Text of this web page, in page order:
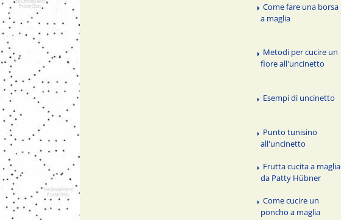
Come fare una borsa
a maglia
Metodi per cucire un
fiore all'uncinetto
Esempi di uncinetto
Punto tunisino
all'uncinetto
Frutta cucita a maglia
da Patty Hübner
Come cucire un
poncho a maglia